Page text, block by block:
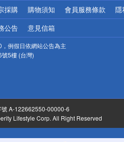
採購 購物須知 會員服務條款 隱
公告 意見信箱
例假日依網站公告為主
5樓 (台灣)
A-122662550-00000-6
Lifestyle Corp. All Right Reserved